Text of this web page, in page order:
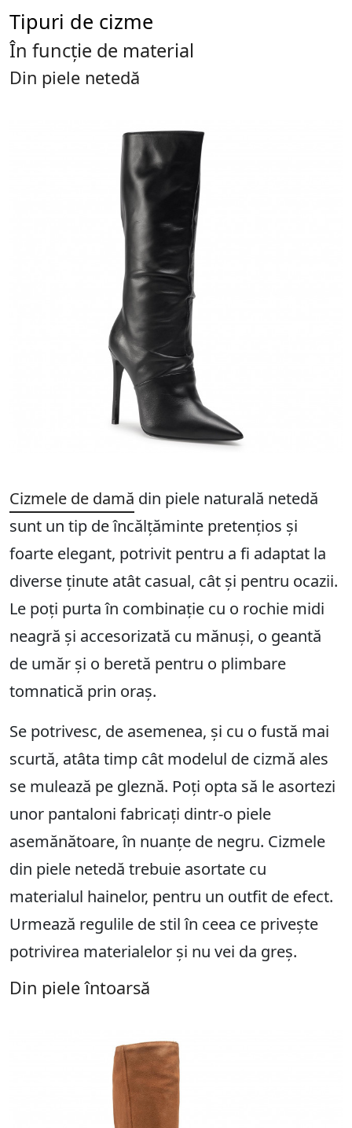
Tipuri de cizme
În funcție de material
Din piele netedă
Cizmele de damă din piele naturală netedă
sunt un tip de încălțăminte pretențios și
foarte elegant, potrivit pentru a fi adaptat la
diverse ținute atât casual, cât și pentru ocazii.
Le poți purta în combinație cu o rochie midi
neagră și accesorizată cu mănuși, o geantă
de umăr și o beretă pentru o plimbare
tomnatică prin oraș.
Se potrivesc, de asemenea, și cu o fustă mai
scurtă, atâta timp cât modelul de cizmă ales
se mulează pe gleznă. Poți opta să le asortezi
unor pantaloni fabricați dintr-o piele
asemănătoare, în nuanțe de negru. Cizmele
din piele netedă trebuie asortate cu
materialul hainelor, pentru un outfit de efect.
Urmează regulile de stil în ceea ce privește
potrivirea materialelor și nu vei da greș.
Din piele întoarsă